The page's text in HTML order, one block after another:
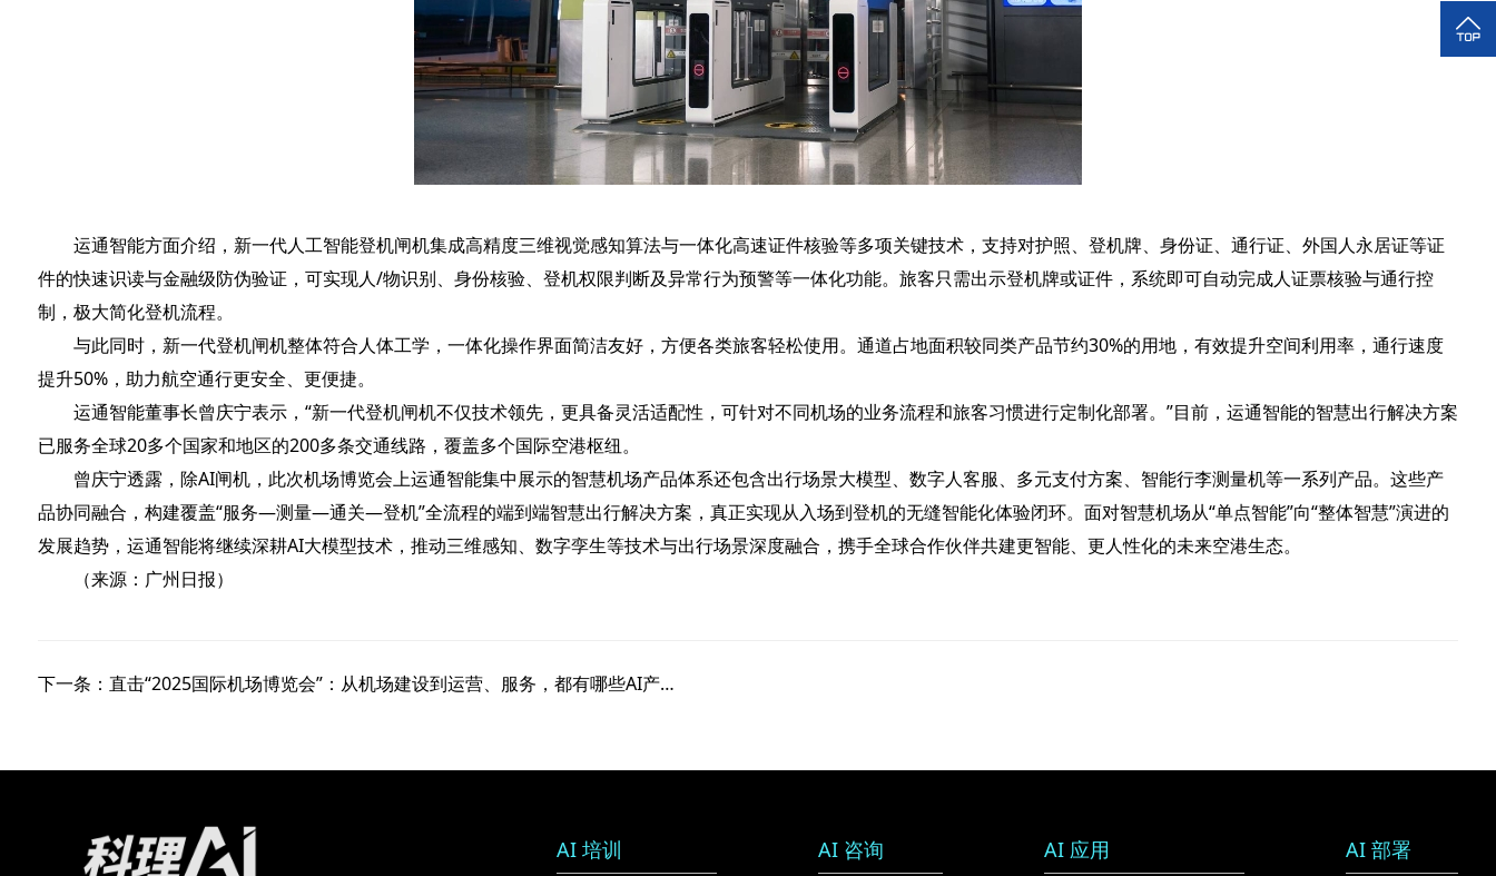
运通智能方面介绍，新一代人工智能登机闸机集成高精度三维视觉感知算法与一体化高速证件核验等多项关键技术，支持对护照、登机牌、身份证、通行证、外国人永居证等证
件的快速识读与金融级防伪验证，可实现人/物识别、身份核验、登机权限判断及异常行为预警等一体化功能。旅客只需出示登机牌或证件，系统即可自动完成人证票核验与通行控
制，极大简化登机流程。
与此同时，新一代登机闸机整体符合人体工学，一体化操作界面简洁友好，方便各类旅客轻松使用。通道占地面积较同类产品节约30%的用地，有效提升空间利用率，通行速度
提升50%，助力航空通行更安全、更便捷。
运通智能董事长曾庆宁表示，“新一代登机闸机不仅技术领先，更具备灵活适配性，可针对不同机场的业务流程和旅客习惯进行定制化部署。”目前，运通智能的智慧出行解决方案
已服务全球20多个国家和地区的200多条交通线路，覆盖多个国际空港枢纽。
曾庆宁透露，除AI闸机，此次机场博览会上运通智能集中展示的智慧机场产品体系还包含出行场景大模型、数字人客服、多元支付方案、智能行李测量机等一系列产品。这些产
品协同融合，构建覆盖“服务—测量—通关—登机”全流程的端到端智慧出行解决方案，真正实现从入场到登机的无缝智能化体验闭环。面对智慧机场从“单点智能”向“整体智慧”演进的
发展趋势，运通智能将继续深耕AI大模型技术，推动三维感知、数字孪生等技术与出行场景深度融合，携手全球合作伙伴共建更智能、更人性化的未来空港生态。
（来源：广州日报）
下一条：直击“2025国际机场博览会”：从机场建设到运营、服务，都有哪些AI产品与创新科技？
AI 培训 AI 咨询 AI 应用 AI 部署